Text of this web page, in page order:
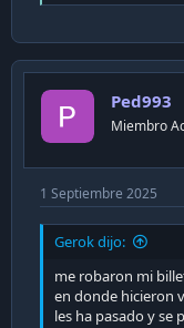
Ped993
Miembro
1 Septiembre 2025
Gerok dijo:
me robaron mi
en donde hicieron
les ha pasado y se